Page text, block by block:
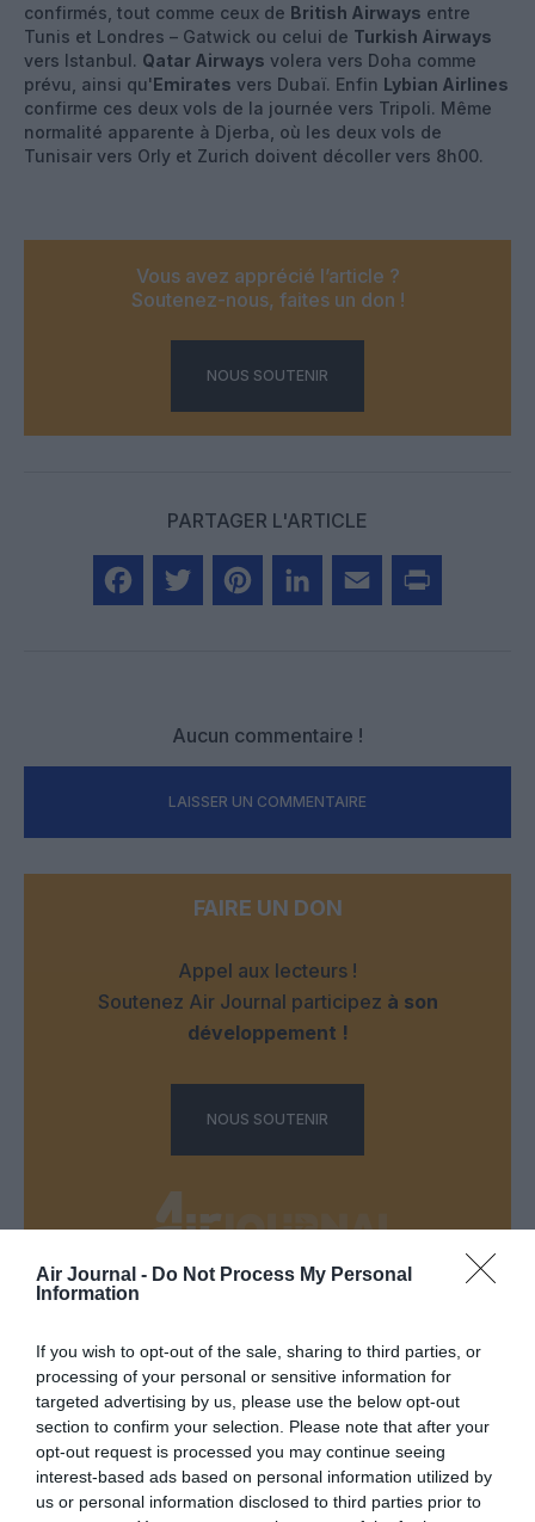
Air Journal - Do Not Process My Personal
Information
If you wish to opt-out of the sale, sharing to third parties, or
processing of your personal or sensitive information for
targeted advertising by us, please use the below opt-out
section to confirm your selection. Please note that after your
opt-out request is processed you may continue seeing
interest-based ads based on personal information utilized by
us or personal information disclosed to third parties prior to
confirmés, tout comme ceux de British Airways entre
Tunis et Londres – Gatwick ou celui de Turkish Airways
vers Istanbul. Qatar Airways volera vers Doha comme
prévu, ainsi qu'Emirates vers Dubaï. Enfin Lybian Airlines
confirme ces deux vols de la journée vers Tripoli. Même
normalité apparente à Djerba, où les deux vols de
Tunisair vers Orly et Zurich doivent décoller vers 8h00.
Vous avez apprécié l’article ?
Soutenez-nous, faites un don !
NOUS SOUTENIR
PARTAGER L'ARTICLE
Aucun commentaire !
LAISSER UN COMMENTAIRE
FAIRE UN DON
Appel aux lecteurs !
Soutenez Air Journal participez à son
développement !
NOUS SOUTENIR
SERGE13a commenté l'article :
Pointe‑à‑Pitre – Panama City : Air France ouvre un pont
aérien vers l’Amérique latine